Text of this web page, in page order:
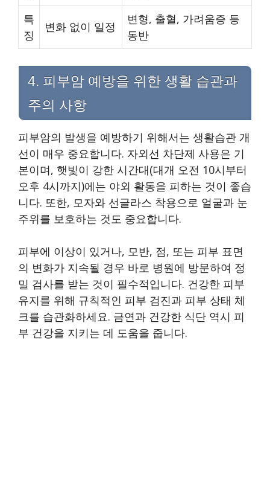
특
징
변화 없이 일정
변형, 출혈, 가려움증 등
동반
4. 피부암 예방을 위한 생활 습관과
주의 사항
피부암의 발생을 예방하기 위해서는 생활습관 개
선이 매우 중요합니다. 자외선 차단제 사용은 기
본이며, 햇빛이 강한 시간대(대개 오전 10시부터
오후 4시까지)에는 야외 활동을 피하는 것이 좋습
니다. 또한, 모자와 선글라스 착용으로 얼굴과 눈
주위를 보호하는 것도 중요합니다.
피부에 이상이 있거나, 모반, 점, 또는 피부 표면
의 변화가 지속될 경우 바로 병원에 방문하여 정
밀 검사를 받는 것이 필수적입니다. 건강한 피부
유지를 위해 규칙적인 피부 검진과 피부 상태 체
크를 습관화하세요. 금연과 건강한 식단 역시 피
부 건강을 지키는 데 도움을 줍니다.